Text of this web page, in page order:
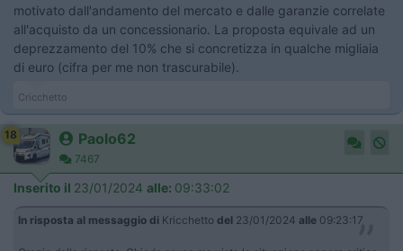
motivato dall'andamento del mercato e dalle garanzie correlate
all'acquisto da un concessionario. La proposta equivale ad un
deprezzamento del 10% che si concretizza in qualche migliaia
di euro (cifra per me non trascurabile).
Cricchetto
18 Paolo62
7467
Inserito il 23/01/2024 alle: 09:33:02
In risposta al messaggio di Kricchetto del 23/01/2024 alle 09:23:17